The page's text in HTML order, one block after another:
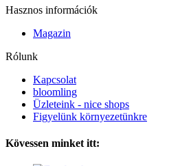
Hasznos információk
Magazin
Rólunk
Kapcsolat
bloomling
Üzleteink - nice shops
Figyelünk környezetünkre
Kövessen minket itt: